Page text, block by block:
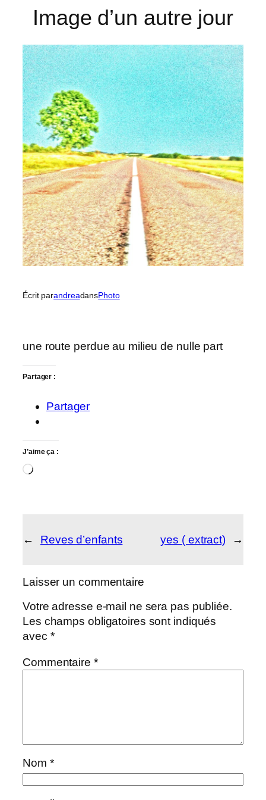
Image d’un autre jour
Écrit parandreadansPhoto
une route perdue au milieu de nulle part
Partager :
Partager
J’aime ça :
Chargement…
← Reves d’enfants yes ( extract) →
Laisser un commentaire
Votre adresse e-mail ne sera pas publiée.
Les champs obligatoires sont indiqués
avec *
Commentaire *
Nom *